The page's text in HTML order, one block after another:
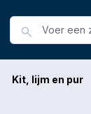
Kit, lijm en pur